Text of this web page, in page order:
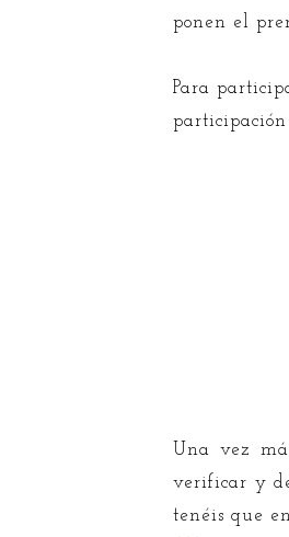
ponen el
Para
Una vez
verificar y
tenéis que